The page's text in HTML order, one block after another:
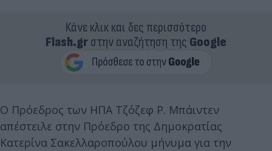
Κάνε κλικ και δες περισσότερο
Flash.grστην αναζήτηση της Google
Ο Πρόεδρος των ΗΠΑ Τζόζεφ Ρ. Μπάιντεν
απέστειλε στην Πρόεδρο της Δημοκρατίας
Κατερίνα Σακελλαροπούλου μήνυμα για την